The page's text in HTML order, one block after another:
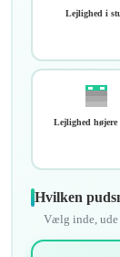
Lejlighed i
Lejlighed højere
Hvilken
Vælg inde, ude